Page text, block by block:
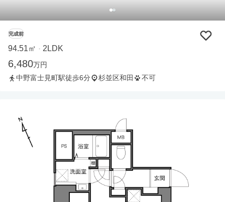
完成前
94.51㎡ ・ 2LDK
6,480万円
中野富士見町駅徒歩6分
杉並区和田 不可